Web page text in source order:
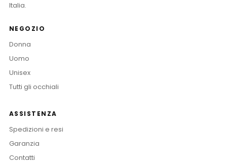
Italia.
NEGOZIO
Donna
Uomo
Unisex
Tutti gli occhiali
ASSISTENZA
Spedizioni e resi
Garanzia
Contatti